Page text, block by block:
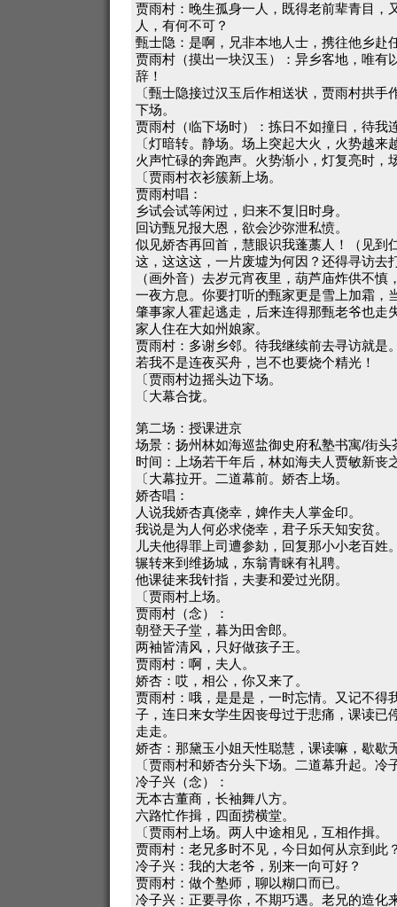
贾雨村：晚生孤身一人，既得老前辈青目，
人，有何不可？
甄士隐：是啊，兄非本地人士，携往他乡赴
贾雨村（摸出一块汉玉）：异乡客地，唯有
辞！
〔甄士隐接过汉玉后作相送状，贾雨村拱
下场。
贾雨村（临下场时）：拣日不如撞日，待我
〔灯暗转。静场。场上突起大火，火势越
火声忙碌的奔跑声。火势渐小，灯复亮时，
〔贾雨村衣衫簇新上场。
贾雨村唱：
乡试会试等闲过，归来不复旧时身。
回访甄兄报大恩，欲会沙弥泄私愤。
似见娇杏再回首，慧眼识我蓬藁人！（见到
这，这这这，一片废墟为何因？还得寻访去
（画外音）去岁元宵夜里，葫芦庙炸供不
一夜方息。你要打听的甄家更是雪上加霜，
肇事家人霍起逃走，后来连得那甄老爷也走
家人住在大如州娘家。
贾雨村：多谢乡邻。待我继续前去寻访就是
若我不是连夜买舟，岂不也要烧个精光！
〔贾雨村边摇头边下场。
〔大幕合拢。
第二场：授课进京
场景：扬州林如海巡盐御史府私塾书寓/街头
时间：上场若干年后，林如海夫人贾敏新丧
〔大幕拉开。二道幕前。娇杏上场。
娇杏唱：
人说我娇杏真侥幸，婢作夫人掌金印。
我说是为人何必求侥幸，君子乐天知安贫。
儿夫他得罪上司遭参劾，回复那小小老百姓
辗转来到维扬城，东翁青睐有礼聘。
他课徒来我针指，夫妻和爱过光阴。
〔贾雨村上场。
贾雨村（念）：
朝登天子堂，暮为田舍郎。
两袖皆清风，只好做孩子王。
贾雨村：啊，夫人。
娇杏：哎，相公，你又来了。
贾雨村：哦，是是是，一时忘情。又记不得
子，连日来女学生因丧母过于悲痛，课读已
走走。
娇杏：那黛玉小姐天性聪慧，课读嘛，歇歇
〔贾雨村和娇杏分头下场。二道幕升起。冷
冷子兴（念）：
无本古董商，长袖舞八方。
六路忙作揖，四面捞横堂。
〔贾雨村上场。两人中途相见，互相作揖。
贾雨村：老兄多时不见，今日如何从京到此
冷子兴：我的大老爷，别来一向可好？
贾雨村：做个塾师，聊以糊口而已。
冷子兴：正要寻你，不期巧遇。老兄的造化